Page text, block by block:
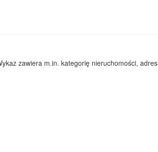
zawiera m.in. kategorię nieruchomości, adres